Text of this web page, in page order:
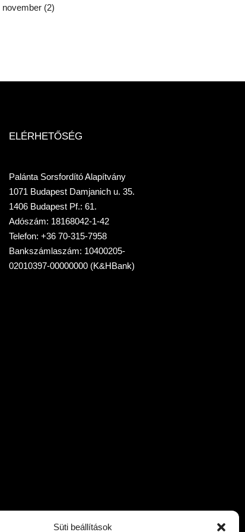
Süti beállítások
november (2)
ELÉRHETŐSÉG
Palánta Sorsfordító Alapítvány
1071 Budapest Damjanich u. 35.
1406 Budapest Pf.: 61.
Adószám: 18168042-1-42
Telefon: +36 70-315-7958
Bankszámlaszám: 10400205-
02010397-00000000 (K&HBank)